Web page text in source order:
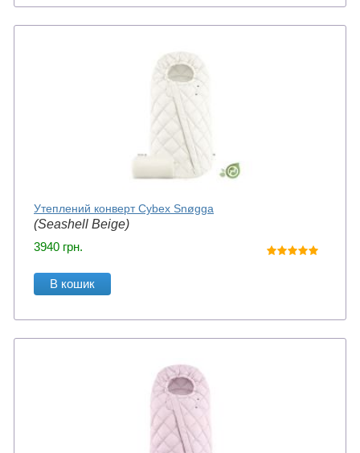
Утеплений конверт Cybex Snøgga
(Seashell Beige)
3940 грн.
В кошик